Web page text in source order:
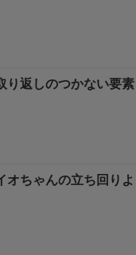
り返しのつかない要素
オちゃんの立ち回りよ